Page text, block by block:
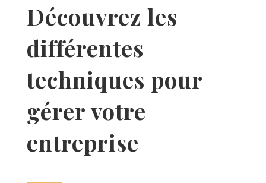
Découvrez les
différentes
techniques pour
gérer votre
entreprise